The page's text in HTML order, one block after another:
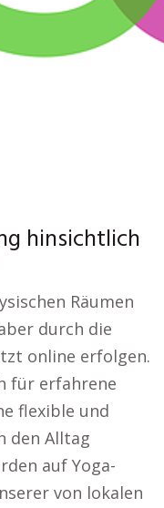
hinsichtlich
Räumen
durch die
online erfolgen.
für erfahrene
flexible und
den Alltag
auf Yoga-
von lokalen